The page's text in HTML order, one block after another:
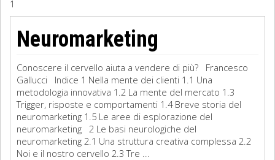
Filosofia
Storia
Matematica
Diritto
1
Neuromarketing
Conoscere il cervello aiuta a vendere di più? Francesco
Gallucci Indice 1 Nella mente dei clienti 1.1 Una
metodologia innovativa 1.2 La mente del mercato 1.3
Trigger, risposte e comportamenti 1.4 Breve storia del
neuromarketing 1.5 Le aree di esplorazione del
neuromarketing 2 Le basi neurologiche del
neuromarketing 2.1 Una struttura creativa complessa 2.2
Noi e il nostro cervello 2.3 Tre ...